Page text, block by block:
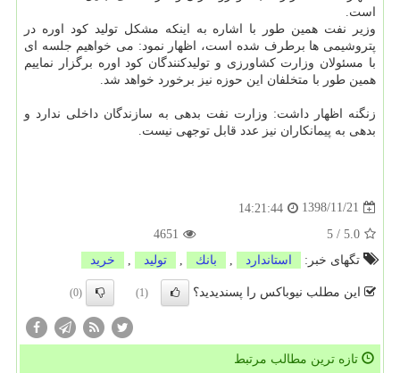
است.
وزیر نفت همین طور با اشاره به اینكه مشكل تولید كود اوره در
پتروشیمی ها برطرف شده است، اظهار نمود: می خواهیم جلسه ای
با مسئولان وزارت كشاورزی و تولیدكنندگان كود اوره برگزار نماییم
همین طور با متخلفان این حوزه نیز برخورد خواهد شد.
زنگنه اظهار داشت: وزارت نفت بدهی به سازندگان داخلی ندارد و
بدهی به پیمانكاران نیز عدد قابل توجهی نیست.
1398/11/21
14:21:44
5.0
/
5
4651
تگهای خبر:
استاندارد بانك تولید خرید
این مطلب نیوباکس را پسندیدید؟ (1)
(0)
تازه ترین مطالب مرتبط